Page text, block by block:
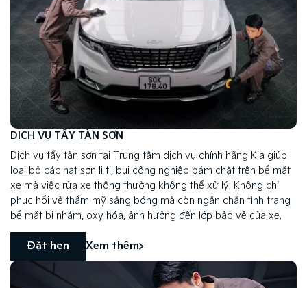
DỊCH VỤ TẨY TÀN SƠN
Dịch vụ tẩy tàn sơn tại Trung tâm dịch vụ chính hãng Kia giúp
loại bỏ các hạt sơn li ti, bụi công nghiệp bám chặt trên bề mặt
xe mà việc rửa xe thông thường không thể xử lý. Không chỉ
phục hồi vẻ thẩm mỹ sáng bóng mà còn ngăn chặn tình trạng
bề mặt bị nhám, oxy hóa, ảnh hưởng đến lớp bảo vệ của xe.
Đặt hẹn Xem thêm